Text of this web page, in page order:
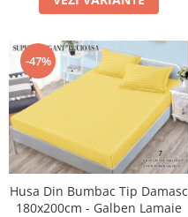
-47%
Husa Din Bumbac Tip Damasc
180x200cm - Galben Lamaie